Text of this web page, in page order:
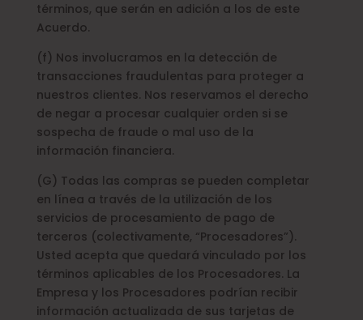
términos, que serán en adición a los de este
Acuerdo.
(f) Nos involucramos en la detección de
transacciones fraudulentas para proteger a
nuestros clientes. Nos reservamos el derecho
de negar a procesar cualquier orden si se
sospecha de fraude o mal uso de la
información financiera.
(G) Todas las compras se pueden completar
en línea a través de la utilización de los
servicios de procesamiento de pago de
terceros (colectivamente, “Procesadores”).
Usted acepta que quedará vinculado por los
términos aplicables de los Procesadores. La
Empresa y los Procesadores podrían recibir
información actualizada de sus tarjetas de